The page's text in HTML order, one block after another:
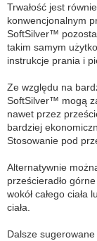
Trwałość jest
konwencjonalnym
SoftSilver™
takim samym
instrukcje prania i
Ze względu na
SoftSilver™ mogą
nawet przez
bardziej
Stosowanie pod
Alternatywnie
prześcieradło
wokół całego
ciała.
Dalsze